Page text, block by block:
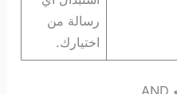
رسالة من
اختيارك.